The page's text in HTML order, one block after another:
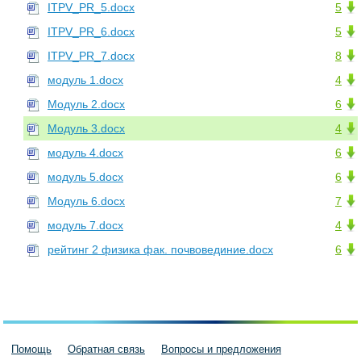
5
ITPV_PR_5.docx
5
ITPV_PR_6.docx
8
ITPV_PR_7.docx
4
модуль 1.docx
6
Модуль 2.docx
4
Модуль 3.docx
6
модуль 4.docx
6
модуль 5.docx
7
Модуль 6.docx
4
модуль 7.docx
6
рейтинг 2 физика фак. почвовединие.docx
Помощь Обратная связь Вопросы и предложения